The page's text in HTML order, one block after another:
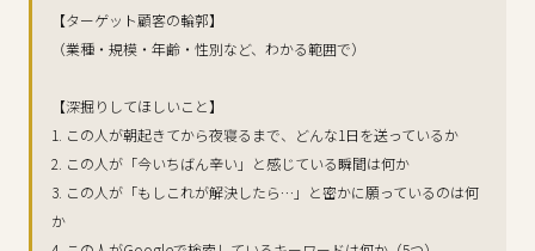
【ターゲット顧客の輪郭】
（業種・規模・年齢・性別など、わかる範囲で）
【深掘りしてほしいこと】
1. この人が朝起きてから夜寝るまで、どんな1日を送っているか
2. この人が「今いちばん辛い」と感じている瞬間は何か
3. この人が「もしこれが解決したら…」と密かに願っているのは何
か